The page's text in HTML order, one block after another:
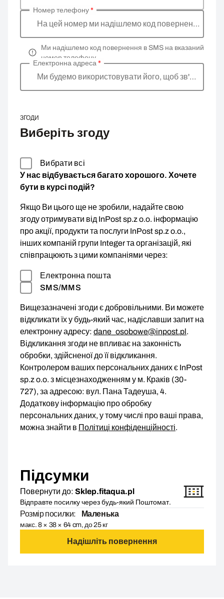
На цей номер ми надішлемо код повернення
Номер телефону*
Ми надішлемо код повернення в SMS на вказаний
номер телефону
Ми будемо використовувати його, щоб зв'язатися
Електронна адреса*
ЗГОДИ
Виберіть згоду
Вибрати всі
У нас відбувається багато хорошого. Хочете
бути в курсі подій?
Якщо Ви цього ще не зробили, надайте свою
згоду отримувати від InPost sp.z o.o. інформацію
про акції, продукти та послуги InPost sp.z o.o.,
інших компаній групи Integer та організацій, які
співпрацюють з цими компаніями через:
Електронна пошта
SMS/MMS
Вищезазначені згоди є добровільними. Ви можете
відкликати їх у будь-який час, надіславши запит на
електронну адресу: dane_osobowe@inpost.pl.
Відкликання згоди не впливає на законність
обробки, здійсненої до її відкликання.
Контролером ваших персональних даних є InPost
sp.z o.o. з місцезнаходженням у м. Краків (30-
727), за адресою: вул. Пана Тадеуша, 4.
Додаткову інформацію про обробку
персональних даних, у тому числі про ваші права,
можна знайти в Політиці конфіденційності.
Підсумки
Повернути до: Sklep.fitaqua.pl
Відправте посилку через будь-який Поштомат.
Розмір посилки: Маленька
макс. 8 × 38 × 64 cm, до 25 кг
Надішліть повернення